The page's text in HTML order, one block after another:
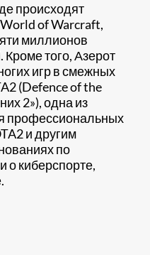
происходят
of Warcraft,
миллионов
того, Азерот
игр в смежных
(Defence of the
2»), одна из
профессиональных
и другим
по
о киберспорте,